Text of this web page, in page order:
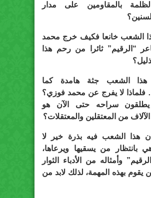
بالمقاومين على مدار
الشعب خانعا فكيف خرج محمد
“الرقيم” ثائرا من رحم هذا
هذا الشعب جثة هامدة كما
لا يفرج عن محمد فوزي؟
يطلقون سراحه حتى الآن هو
من المعتقلين والمعتقلات؟
أن هذا الشعب فيه بذرة خير لا
بانتظار من يسقيها ويرعاها،
وأمثاله من الأدباء الثوار
بهذه المهمة، لذلك لابد من